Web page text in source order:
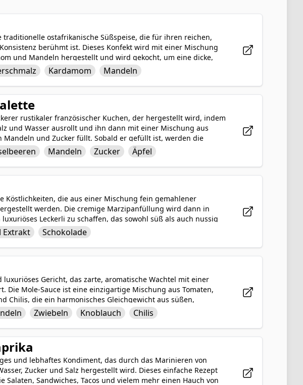
traditionelle ostafrikanische Süßspeise, die für ihren reichen,
berühmt ist. Dieses Konfekt wird mit einer Mischung
und Mandeln hergestellt und wird gekocht, um eine dicke,
Konsistenz erstarrt, wenn sie abkühlt. Die Zugabe von
verleiht Xalwo eine köstliche Mischung aus Aromen und
besonderer Anlässe und Feierlichkeiten in der
Kardamom Mandeln
rustikaler französischer Kuchen, der hergestellt wird, indem
und Wasser ausrollt und ihn dann mit einer Mischung aus
und Zucker füllt. Sobald er gefüllt ist, werden die
freiformartige Torte zu schaffen, die goldbraun gebacken
Texturen ist das Apple Cranberry Almond Galette ein
jeden Gaumen erfreuen wird.
Mandeln Zucker Äpfel
die aus einer Mischung fein gemahlener
werden. Die cremige Marzipanfüllung wird dann in
Leckerli zu schaffen, das sowohl süß als auch nussig
perfekte Balance aus Aromen und Texturen und sind somit
Reichhaltig und geschmackvoll sind Marzipantrüffel ein
jeden süßen Zahn befriedigen wird.
Extrakt Schokolade
Gericht, das zarte, aromatische Wachtel mit einer
Die Mole-Sauce ist eine einzigartige Mischung aus Tomaten,
Chilis, die ein harmonisches Gleichgewicht aus süßen,
wird perfekt geröstet oder gegrillt und dann mit der
Gericht führt, das sowohl elegant als auch zufriedenstellend
mit seinem einzigartigen und verwöhnenden
Zwiebeln Knoblauch Chilis
und lebhaftes Kondiment, das durch das Marinieren von
Zucker und Salz hergestellt wird. Dieses einfache Rezept
Sandwiches, Tacos und vielem mehr einen Hauch von